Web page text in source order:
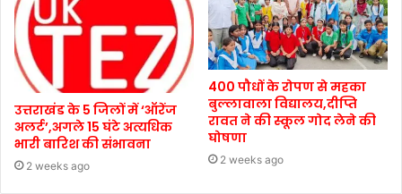
उत्तराखंड के 5 जिलों में ‘ऑरेंज
अलर्ट’,अगले 15 घंटे अत्यधिक
भारी बारिश की संभावना
2 weeks ago
400 पौधों के रोपण से महका
बुल्लावाला विद्यालय,दीप्ति
रावत ने की स्कूल गोद लेने की
घोषणा
2 weeks ago